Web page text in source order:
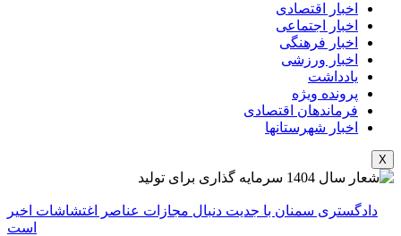
اخبار اقتصادی
اخبار اجتماعی
اخبار فرهنگی
اخبار ورزشی
یادداشت
پرونده ویژه
فرماندهان اقتصادی
اخبار شهرستانها
X
دادگستری سمنان با جدیت دنبال مجازات عناصر اغتشاشات اخیر
است